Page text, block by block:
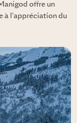
offre un
à l'appréciation du